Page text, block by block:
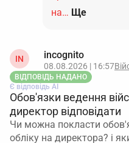
на… Ще
IN incognito
08.08.2026 | 16:57
ВІДПОВІДЬ НАДАНО
Є відповідь АІ
Обов'язки ведення
директор відповідати
Чи можна покласти
обліку на директора? і